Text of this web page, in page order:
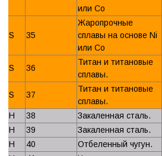
или Со
S 35
Жаропрочные
сплавы на основе Ni
или Со
S 36
Титан и титановые
сплавы.
S 37
Титан и титановые
сплавы.
H 38 Закаленная сталь.
H
39 Закаленная сталь.
H
40 Отбеленный чугун.